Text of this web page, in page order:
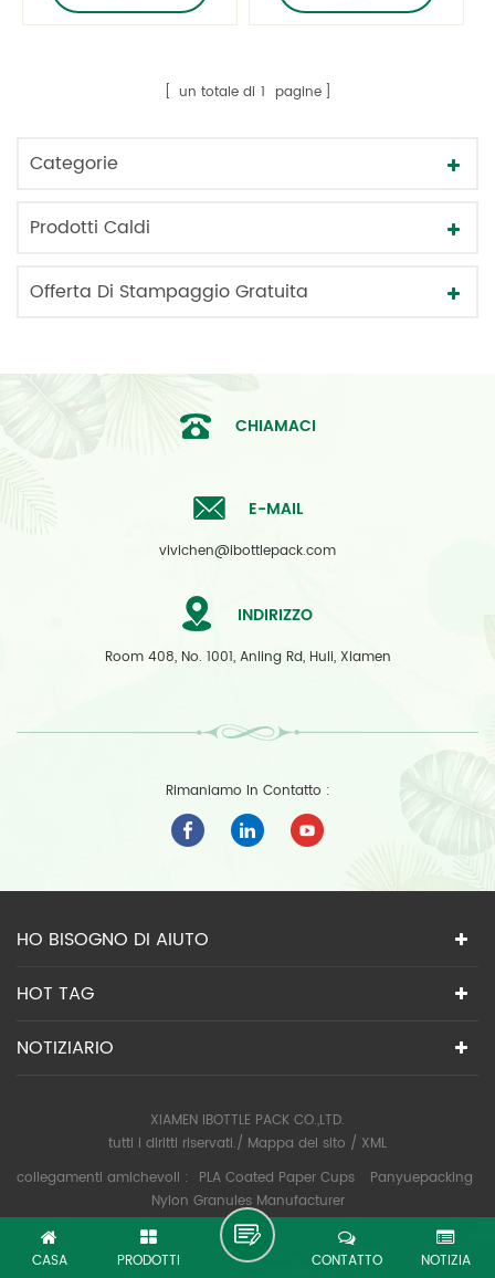
un totale di 1 pagine
Categorie
Prodotti Caldi
Offerta Di Stampaggio Gratuita
CHIAMACI
E-MAIL
vivichen@ibottlepack.com
INDIRIZZO
Room 408, No. 1001, Anling Rd, Huli, Xiamen
Rimaniamo In Contatto :
HO BISOGNO DI AIUTO
HOT TAG
NOTIZIARIO
XIAMEN IBOTTLE PACK CO.,LTD.
tutti i diritti riservati./ Mappa del sito / XML
collegamenti amichevoli :
PLA Coated Paper Cups
Panyuepacking
Nylon Granules Manufacturer
CASA PRODOTTI NOTIZIA
CONTATTO